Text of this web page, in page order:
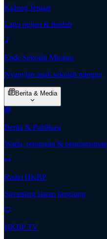
Kidung Jemaat
Lagu pujian & ibadah
Ende Sekolah Minggu
Nyanyian anak sekolah minggu
Berita & Media
Berita & Publikasi
Warta, renungan & pengumuman
Radio HKBP
Streaming siaran langsung
HKBP TV